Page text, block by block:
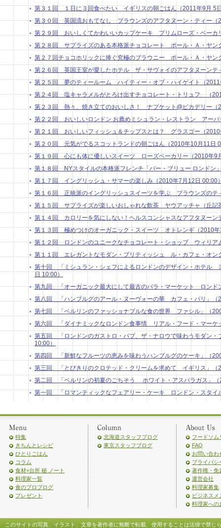
第３１回 １日に３回食べたい イギリスの朝ごはん（2011年9月 5
第３０回 英国流おもてなし ブラウンズのアフタヌーン・ティー（
第２９回 おいしくてかわいいカップケーキ プリムローズ・ベーカ
第２８回 サプライズのある本格派チョコレート ポール・Ａ・ヤン
第２７回チョコホリックに捧ぐ究極のブラウニー ポール・Ａ・ヤン
第２６回 英国王室が愛したホテル ザ・サヴォイのアフタヌーンテ
第２５回 夢のティールーム ハイティー・オブ・ハイゲイト（2011
第２４回 塩キャラメルがとろけ出すチョコレート・トリュフ （
第２３回 熱々、焼き立てのおいしさ！ ナプケット@ピカデリー（
第２２回 おいしいロンドン お薦めミシュラン・レストラン アー
第２１回 おいしいフィッシュ＆チップスとは？ グラスゴー（2010
第２０回 元気がでるスコットランドの朝ごはん（2010年10月11日
第１９回 心にも体に優しいスイーツ ローズベーカリー（2010年9
第１８回 NYスタイルの本格派フレンチ「バー・ブリュー ロンドン
第１７回 イングリッシュ・サマーの楽しみ（2010年7月12日 00:00
第１６回 正統派のイングリッシュスイーツを学ぶ ブラウンズのテ
第１５回 サプライズが楽しいおしゃれな飲茶 ヤウアッチャ（丘記
第１４回 カロリーを気にしない！ヘルスコンシャスなアフタヌーン
第１３回 極めつけのオーガニック・スイーツ オトレンギ（2010年
第１２回 ロンドンのユニークなチョコレート・ショップ ウィリア
第１１回 エレガントなモダン・ブリティッシュ ル・カフェ・オン
第十回 「ミシュラン・シェフによるロンドンのデザイン・ホテル
日 10:00）
第九回 「オーガニック最大にして最古のバラ・マーケット ロン
第八回 「ハンブルグのアール・ヌーヴォーの華 カフェ・パリ」（
第七回 「ベルリンのファッショナブルな食の世界 ファシル」（
第六回 「ダイナミックなロンドン食事情 リアル・フード・マー
第五回 「ロンドンのガストロ・パブ、ザ・ナロウで味わうモダン・
10:00）
第四回 「新鮮なフルーツの恵みを味わうハンブルグのケーキ」（
第三回 「とびきりのクロテッド・クリームを求めて イギリス」（
第二回 「ベルリンの初夏のごちそう ホワイト・アスパラガス」（
第一回 「ロマンティックなフェアリー・ケーキ ロンドン・スタイ
特集
きちんとレシピ
ひとりごはん
コラム
食材×台所 秘 ノート
料理家一覧
食のプロブログ
プレゼント
北海道スタッフブログ
東京スタッフブログ
フードソム
FAQ
お問い合わ
プライバシ
著作権・免
運営会社
料理家募集
ビジネスメ
料理家への
このサイトの写真、イラスト、文章を著作者に無断で転載、使用することは法律で禁じ